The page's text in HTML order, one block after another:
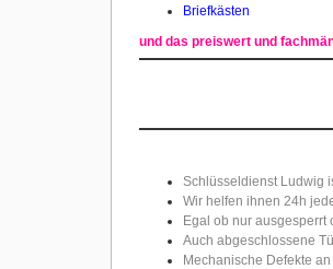
Briefkästen
und das preiswert und
Schlüsseldienst Ludwig
Wir helfen ihnen 24h
Egal ob nur
Auch abgeschlossene
Mechanische Defekte